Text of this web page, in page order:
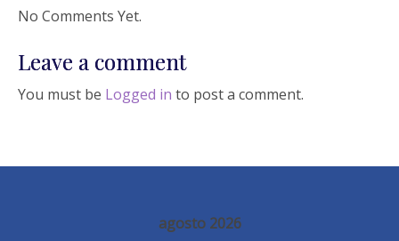
No Comments Yet.
Leave a comment
You must be Logged in to post a comment.
agosto 2026